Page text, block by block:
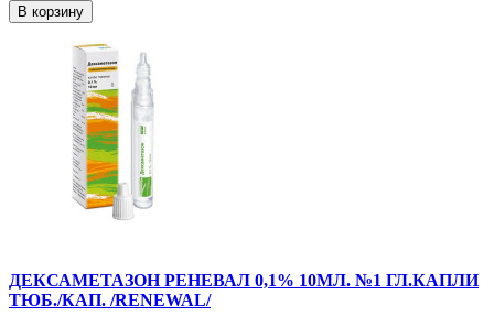
В корзину
ДЕКСАМЕТАЗОН РЕНЕВАЛ 0,1% 10МЛ. №1 ГЛ.КАПЛИ
ТЮБ./КАП. /RENEWAL/